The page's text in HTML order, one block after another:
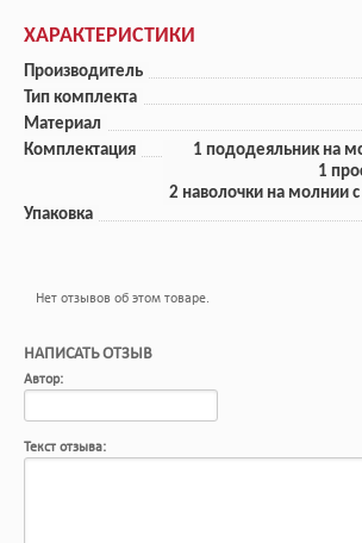
ХАРАКТЕРИСТИКИ
Производитель
Тип комплекта
Материал
Комплектация
1 пододеяльник на
1
2 наволочки на молнии
Упаковка
Нет отзывов об этом товаре.
НАПИСАТЬ ОТЗЫВ
Автор:
Текст отзыва: